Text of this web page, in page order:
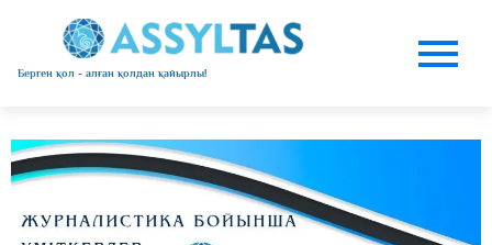
Берген қол - алған қолдан қайырлы!